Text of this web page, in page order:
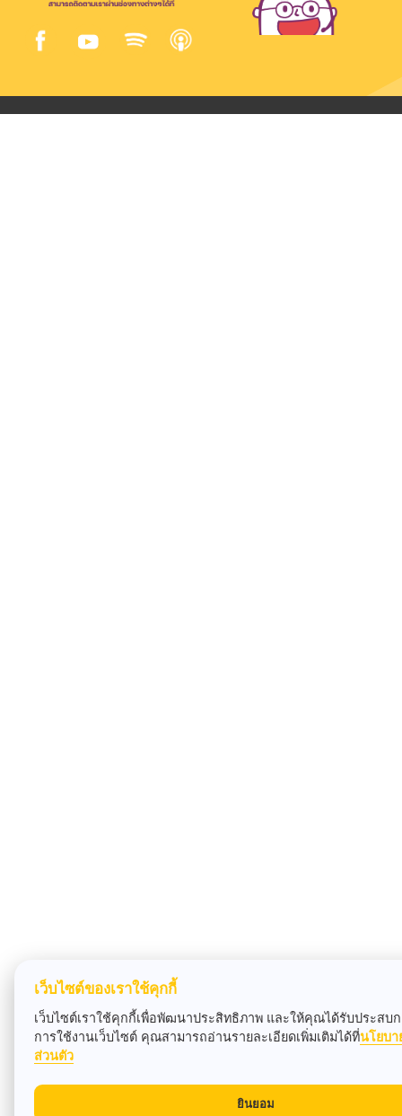
เว็บไซต์ของเราใช้คุกกี้
เว็บไซต์เราใช้คุกกี้เพื่อพัฒนาประสิทธิภาพ และให้คุณได้รับประสบ
การใช้งานเว็บไซต์ คุณสามารถอ่านรายละเอียดเพิ่มเติมได้ที่นโยบา
ส่วนตัว
ยินยอม